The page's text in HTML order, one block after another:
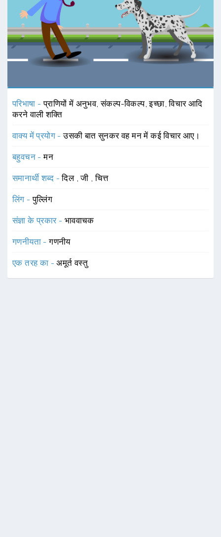
परिभाषा -प्राणियों में अनुभव, संकल्प-विकल्प, इच्छा, विचार आदि
करने वाली शक्ति
वाक्य में प्रयोग -उसकी बात सुनकर वह मन में कई विचार आए।
बहुवचन -मन
समानार्थी शब्द -दिल ,जी ,चित्त
लिंग -पुल्लिंग
संज्ञा के प्रकार - भाववाचक
गणनीयता -गणनीय
एक तरह का -अमूर्त वस्तु